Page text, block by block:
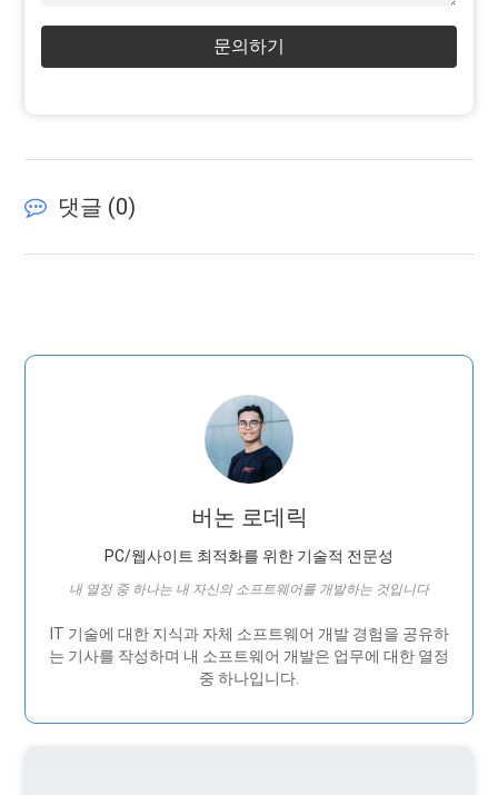
문의하기
댓글 (0)
버논 로데릭
PC/웹사이트 최적화를 위한 기술적 전문성
내 열정 중 하나는 내 자신의 소프트웨어를 개발하는 것입니다
IT 기술에 대한 지식과 자체 소프트웨어 개발 경험을 공유하
는 기사를 작성하며 내 소프트웨어 개발은 ​​업무에 대한 열정
중 하나입니다.